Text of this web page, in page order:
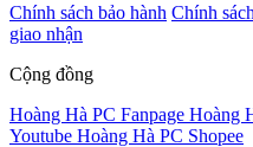
Chính sách bảo hành Chính
giao nhận
Cộng đồng
Hoàng Hà PC Fanpage Hoàng
Youtube Hoàng Hà PC Shopee